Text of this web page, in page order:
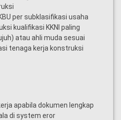
per subklasifikasi usaha
kualifikasi KKNI paling
atau ahli muda sesuai
tenaga kerja konstruksi
apabila dokumen lengkap
di system eror